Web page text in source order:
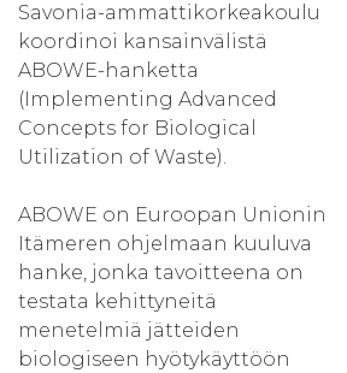
Savonia-ammattikorkeakoulu
koordinoi kansainvälistä
ABOWE-hanketta
(Implementing Advanced
Concepts for Biological
Utilization of Waste).
ABOWE on Euroopan Unionin
Itämeren ohjelmaan kuuluva
hanke, jonka tavoitteena on
testata kehittyneitä
menetelmiä jätteiden
biologiseen hyötykäyttöön